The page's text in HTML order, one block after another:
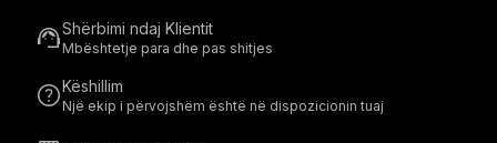
support_agentShërbimi ndaj Klientit
Mbështetje para dhe pas shitjes
helpKëshillim
Një ekip i përvojshëm është në dispozicionin tuaj